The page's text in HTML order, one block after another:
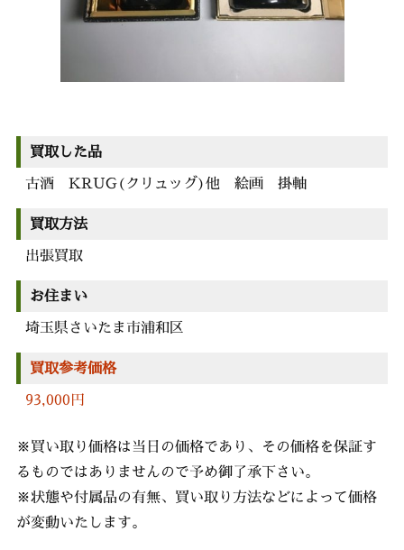
買取した品
古酒 KRUG(クリュッグ)他 絵画 掛軸
買取方法
出張買取
お住まい
埼玉県さいたま市浦和区
買取参考価格
93,000円
※買い取り価格は当日の価格であり、その価格を保証す
るものではありませんので予め御了承下さい。
※状態や付属品の有無、買い取り方法などによって価格
が変動いたします。